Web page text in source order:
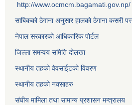
http://www.ocmcm.bagamati.gov.np/
साबिकको ठेगाना अनुसार हालको ठेगाना कसरी
नेपाल सरकारको आधिकारिक पोर्टल
जिल्ला समन्वय समिति दोलखा
स्थानीय तहको वेवसाईटको विवरण
स्थानीय तहको नक्साहरु
संघीय मामिला तथा सामान्य प्रशासन मन्त्रालय